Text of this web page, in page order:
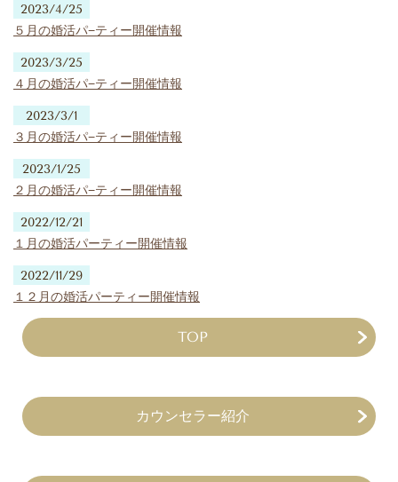
2023/4/25
５月の婚活パ−ティー開催情報
2023/3/25
４月の婚活パ−ティー開催情報
2023/3/1
３月の婚活パ−ティー開催情報
2023/1/25
２月の婚活パ−ティー開催情報
2022/12/21
１月の婚活パーティー開催情報
2022/11/29
１２月の婚活パーティー開催情報
TOP
カウンセラー紹介